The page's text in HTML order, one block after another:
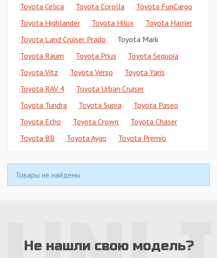
Toyota Celica
Toyota Corolla
Toyota FunCargo
Toyota Highlander
Toyota Hilux
Toyota Harrier
Toyota Land Cruiser Prado
Toyota Mark
Toyota Raum
Toyota Prius
Toyota Sequoia
Toyota Vitz
Toyota Verso
Toyota Yaris
Toyota RAV 4
Toyota Urban Cruiser
Toyota Tundra
Toyota Supra
Toyota Paseo
Toyota Echo
Toyota Crown
Toyota Chaser
Toyota BB
Toyota Aygo Toyota Premio
Товары не найдены
Не нашли свою модель?